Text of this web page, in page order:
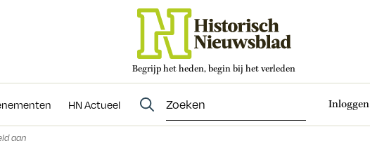
Begrijp het heden, begin bij het verleden
HN Actueel Inloggen
Evenementen
aan